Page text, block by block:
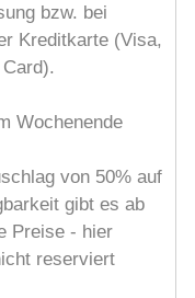
bzw. bei
Kreditkarte (Visa,
Wochenende
von 50% auf
gibt es ab
Preise - hier
reserviert